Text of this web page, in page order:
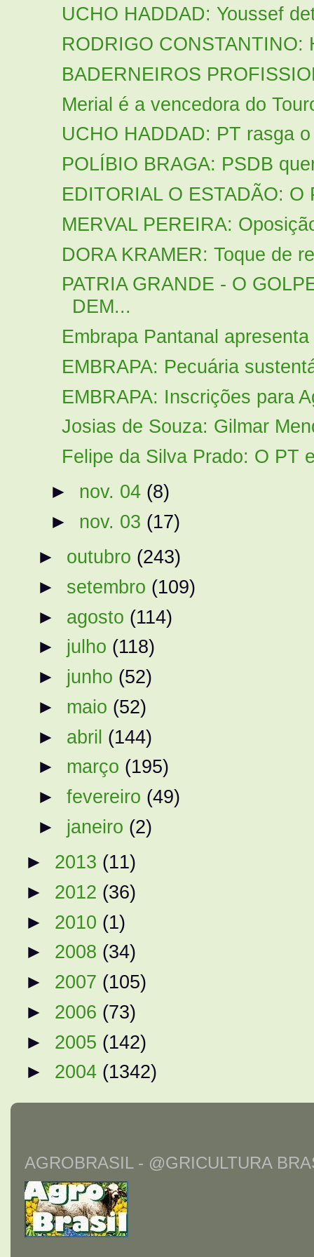
UCHO HADDAD: Youssef
RODRIGO CONSTANTINO:
BADERNEIROS
Merial é a vencedora do
UCHO HADDAD: PT rasga
POLÍBIO BRAGA: PSDB
EDITORIAL O ESTADÃO:
MERVAL PEREIRA:
DORA KRAMER: Toque de
PATRIA GRANDE - O
DEM...
Embrapa Pantanal
EMBRAPA: Pecuária
EMBRAPA: Inscrições para
Josias de Souza: Gilmar
Felipe da Silva Prado: O PT
► nov. 04 (8)
► nov. 03 (17)
► outubro (243)
► setembro (109)
► agosto (114)
► julho (118)
► junho (52)
► maio (52)
► abril (144)
► março (195)
►fevereiro (49)
► janeiro (2)
► 2013 (11)
► 2012 (36)
► 2010 (1)
► 2008 (34)
► 2007 (105)
► 2006 (73)
► 2005 (142)
► 2004 (1342)
AGROBRASIL - @GRICULTURA